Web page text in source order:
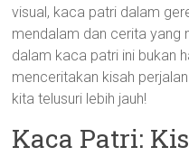
visual, kaca patri dalam
mendalam dan cerita yang
dalam kaca patri ini bukan
menceritakan kisah
kita telusuri lebih jauh!
Kaca Patri: